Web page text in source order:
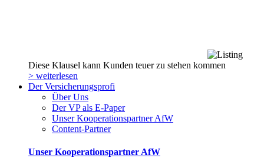
Diese Klausel kann Kunden teuer zu stehen kommen
> weiterlesen
Der Versicherungsprofi
Über Uns
Der VP als E-Paper
Unser Kooperationspartner AfW
Content-Partner
Unser Kooperationspartner AfW